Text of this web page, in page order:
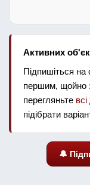
Активних
Підпишіться
першим, щойно
перегляньте
підібрати
🔔